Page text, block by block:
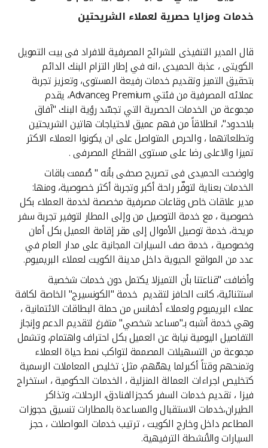
القنوات المصرفية
أدوات وخدمات
خدمات ما بعد البيع
اتصل بنا
مواقع الفروع وأجهزة الصرف الآلي
ألمانيا
ماليزيا
تركيا
مصر
المملكة المتحدة
مملكة البحرين
خدمات ومزايا حصرية لعملاء الشريحتين
قال المدير التنفيذى للشرائح المصرفية للافراد فى بيت التمويل
الكويتى ، عذبة الحميدى ،انه في إطار التزام البنك الدائم
بتحقيق التميز وتقديم خدمات رفيعة المستوى، وتعزيز تجربة
عملائه المصرفية من فئتي Premium وAdvance، يقدم
مجموعة من الخدمات الحصرية التي تجسّد رؤية البنك "آفاق
بلاحدود"، انطلاقاً من فهم عميق لاحتياجات هاتين الشريحتين
وتطلعاتهما ، والحرص المتواصل على ان يكونوا العملاء الاكثر
تميزا والاعلى رضا على مستوى القطاع المصرفى .
واوضحت الحميدى فى تصريح صحفى بأنه " صُممت باقات
الخدمات بعناية لتوفّر راحة أكبر وتجربة أكثر خصوصية، ومنها:
مدير علاقات خاص وقاعات مصرفية مخصصة لخدمة العملاء بكل
خصوصية ، مع خدمة التوصيل من وإلى المطار لتوفير تجربة سفر
مريحة، خدمة توصيل الأموال إلى مقر إقامة العميل بكل أمان
وخصوصية ، خدمة صف السيارات المجانية على مدار العام في
عدد من المواقع الحيوية داخل مدينة الكويت لعملاء البريميوم.
وأضافت "قناعتنا بأن التميزلا يكتمل دون خدمات شخصية
استثنائية، كانت الحافز لتقديم خدمة "الكونسيرج" الخاصة لكافة
عملاء البريميوم ولعملاء أدفانس من حملة البطاقات الائتمانية ،
وهي خدمة أشبه بـ"مساعد شخصي" متفرغ لتقديم الدعم وإنجاز
التفاصيل اليومية نيابة عن العميل بكل احتراف واهتمام، وتشمل
مجموعة من التسهيلات المصممة لتواكب نمط حياة العملاء
وتمنحهم وقتاً أكبرلما يهمّهم، مثل: تخليص المعاملات الرسمية
كتخليص اجراءات العمالة المنزلية ، الخدمات الحكومية ، استخراج
فيزا ، تقديم خدمات السفر كحجزالفنادق، الرحلات، وتذاكر
الطيران،خدمات الاستقبال والمساعدة بالمطارات تنسيق حجوزات
المطاعم داخل وخارج الكويت ، ترتيب خدمات المواصلات ، حجز
السيارات والأنشطة الترفيهية.